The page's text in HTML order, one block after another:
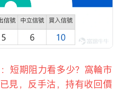
短期阻力看多少？窩輪市
見，反手沽，持有收回價